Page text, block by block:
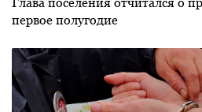
первое полугодие